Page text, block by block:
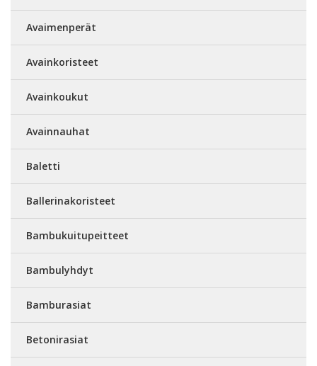
Avaimenperät
Avainkoristeet
Avainkoukut
Avainnauhat
Baletti
Ballerinakoristeet
Bambukuitupeitteet
Bambulyhdyt
Bamburasiat
Betonirasiat